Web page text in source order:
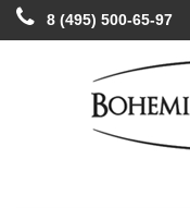
8 (495) 500-65-97